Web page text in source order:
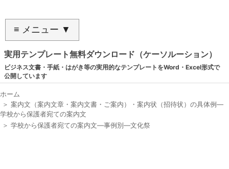
≡ メニュー ▼
実用テンプレート無料ダウンロード（ケーソルーション）
ビジネス文書・手紙・はがき等の実用的なテンプレートをWord・Excel形式で
公開しています
ホーム
＞ 案内文（案内文章・案内文書・ご案内）・案内状（招待状）の具体例―
学校から保護者宛ての案内文
＞ 学校から保護者宛ての案内文―事例別―文化祭